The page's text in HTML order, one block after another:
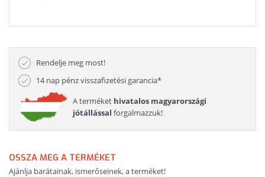
Rendelje meg most!
14 nap pénz visszafizetési garancia*
A terméket hivatalos magyarországi
jótállással forgalmazzuk!
OSSZA MEG A TERMÉKET
Ajánlja barátainak, ismerőseinek, a terméket!